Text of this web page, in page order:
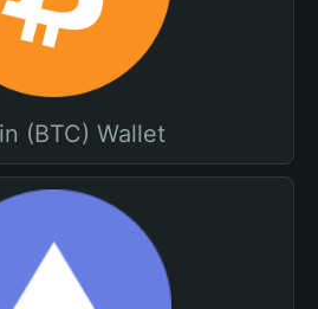
(BTC) Wallet